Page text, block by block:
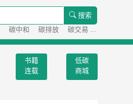
搜索
碳中和 碳排放 碳交易
书籍
连载
低碳
商城